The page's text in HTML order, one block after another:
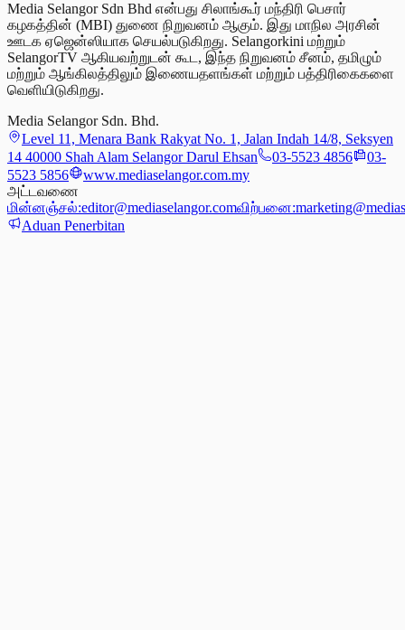
Media Selangor Sdn Bhd என்பது சிலாங்கூர் மந்திரி பெசார்
கழகத்தின் (MBI) துணை நிறுவனம் ஆகும். இது மாநில அரசின்
ஊடக ஏஜென்ஸியாக செயல்படுகிறது. Selangorkini மற்றும்
SelangorTV ஆகியவற்றுடன் கூட, இந்த நிறுவனம் சீனம், தமிழும்
மற்றும் ஆங்கிலத்திலும் இணையதளங்கள் மற்றும் பத்திரிகைகளை
வெளியிடுகிறது.
Media Selangor Sdn. Bhd.
Level 11, Menara Bank Rakyat No. 1, Jalan Indah 14/8, Seksyen
14 40000 Shah Alam Selangor Darul Ehsan
03-5523 4856
03-
5523 5856
www.mediaselangor.com.my
அட்டவணை
மின்னஞ்சல்:editor@mediaselangor.comவிற்பனை:
Aduan Penerbitan